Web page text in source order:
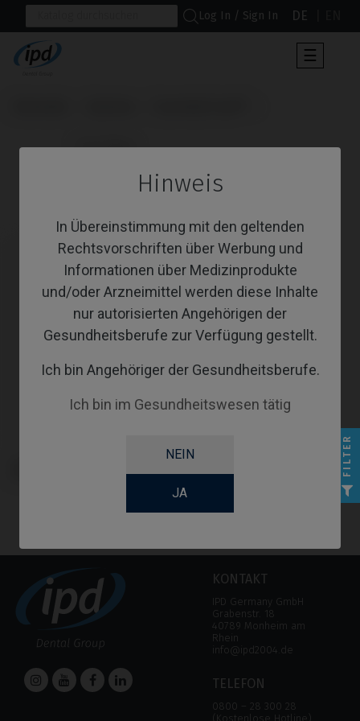
Hinweis
In Übereinstimmung mit den geltenden
Rechtsvorschriften über Werbung und
Informationen über Medizinprodukte
und/oder Arzneimittel werden diese Inhalte
nur autorisierten Angehörigen der
Gesundheitsberufe zur Verfügung gestellt.
Ich bin Angehöriger der Gesundheitsberufe.
Ich bin im Gesundheitswesen tätig
NEIN
JA
Log In / Sign In DE
der
☰
                      CoCr Base
Klockner® Essential Cone®
KONTAKT
IPD Germany GmbH
Grabenstr. 18
40789 Monheim am
Rhein
info@ipd2004.de
TELEFON
0800 – 28 300 28
(Kostenlose Hotline)
FILTER